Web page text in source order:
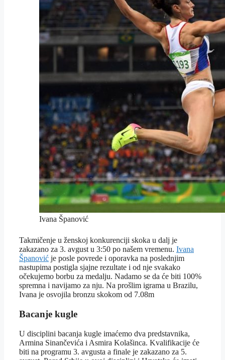
Ivana Španović
Takmičenje u ženskoj konkurenciji skoka u dalj je
zakazano za 3. avgust u 3:50 po našem vremenu. Ivana
Španović je posle povrede i oporavka na poslednjim
nastupima postigla sjajne rezultate i od nje svakako
očekujemo borbu za medalju. Nadamo se da će biti 100%
spremna i navijamo za nju. Na prošlim igrama u Brazilu,
Ivana je osvojila bronzu skokom od 7.08m
Bacanje kugle
U disciplini bacanja kugle imaćemo dva predstavnika,
Armina Sinančevića i Asmira Kolašinca. Kvalifikacije će
biti na programu 3. avgusta a finale je zakazano za 5.